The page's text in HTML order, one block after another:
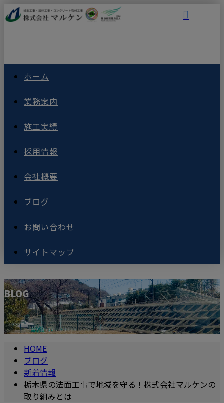
ホーム
業務案内
施工実績
採用情報
会社概要
ブログ
お問い合わせ
サイトマップ
BLOG
HOME
ブログ
新着情報
栃木県の法面工事で地域を守る！株式会社マルケンの
取り組みとは